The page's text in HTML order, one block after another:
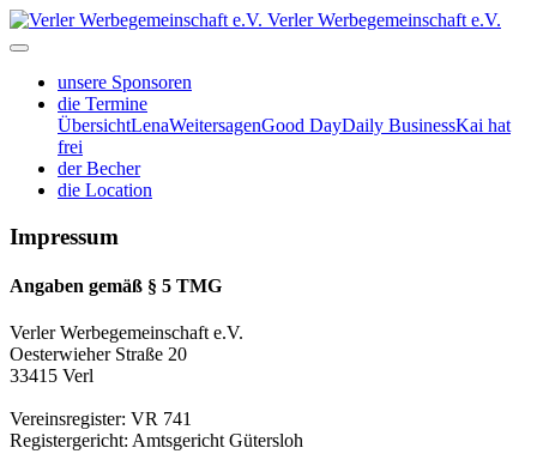
Verler Werbegemeinschaft e.V.
unsere Sponsoren
die Termine
ÜbersichtLenaWeitersagenGood DayDaily BusinessKai hat
frei
der Becher
die Location
Impressum
Angaben gemäß § 5 TMG
Verler Werbegemeinschaft e.V.
Oesterwieher Straße 20
33415 Verl
Vereinsregister: VR 741
Registergericht: Amtsgericht Gütersloh